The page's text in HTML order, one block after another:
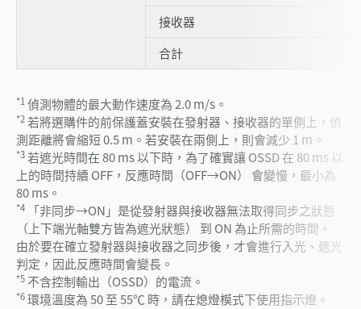
接收器
合計
*1 偵測物體的最大動作速度為 2.0 m/s。
*2若將選購件的前保護蓋安裝在發射器、接收器的單側上，偵
測距離將會縮短 0.5 m。若安裝在兩側上，則會減少 1 m。
*3若遮光時間在 80 ms 以下時，為了確實讓 OSSD 在 80 ms 以
上的時間持續 OFF，反應時間（OFF→ON） 會變慢，最小為
80 ms。
*4
「非同步→ON」是從發射器與接收器無法取得同步之狀態
（上下端光軸雙方皆為遮光狀態） 到 ON 為止所需的時間。
由於要在確立發射器與接收器之同步後，才會進行入光、遮光
判定，因此反應時間會變長。
*5 不含控制輸出（OSSD）的電流。
*6環境溫度為 50 至 55℃ 時，請在熄燈模式下使用指示燈。